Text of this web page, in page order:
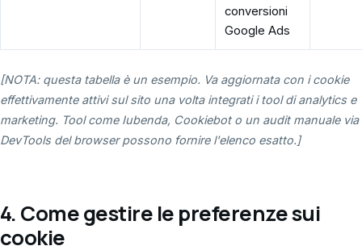
conversioni
Google Ads
[NOTA: questa tabella è un esempio. Va aggiornata con i cookie
effettivamente attivi sul sito una volta integrati i tool di analytics e
marketing. Tool come Iubenda, Cookiebot o un audit manuale via
DevTools del browser possono fornire l'elenco esatto.]
4. Come gestire le preferenze sui
cookie